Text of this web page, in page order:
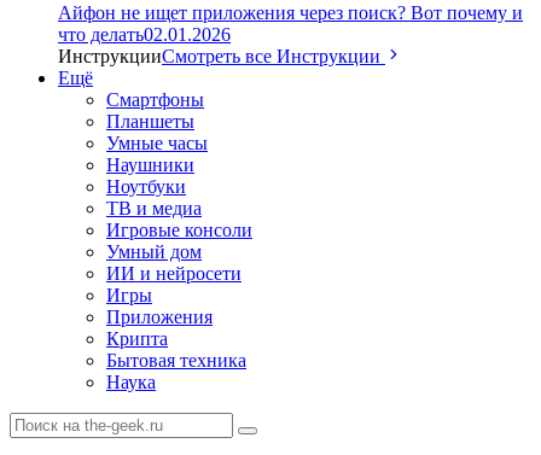
Айфон не ищет приложения через поиск? Вот почему и
что делать02.01.2026
ИнструкцииСмотреть все Инструкции
Ещё
Смартфоны
Планшеты
Умные часы
Наушники
Ноутбуки
ТВ и медиа
Игровые консоли
Умный дом
ИИ и нейросети
Игры
Приложения
Крипта
Бытовая техника
Наука